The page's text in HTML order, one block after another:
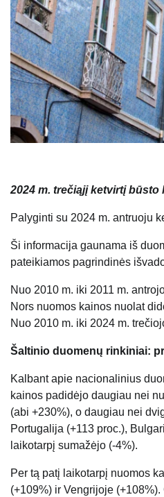
2024 m. trečiąjį ketvirtį būsto
Palyginti su 2024 m. antruoju
Ši informacija gaunama iš
pateikiamos pagrindinės
Nuo 2010 m. iki 2011 m.
Nors nuomos kainos nuolat
Nuo 2010 m. iki 2024 m.
Šaltinio duomenų rinkiniai:
Kalbant apie nacionalinius
kainos padidėjo daugiau nei
(abi +230%), o daugiau nei
Portugalija (+113 proc.),
laikotarpį sumažėjo (-4%).
Per tą patį laikotarpį nuomos
(+109%) ir Vengrijoje